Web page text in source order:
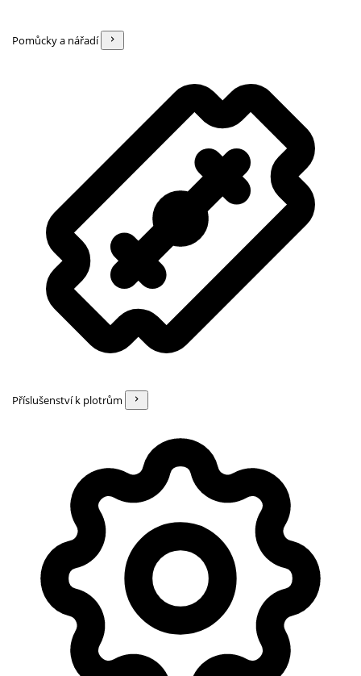
Pomůcky a nářadí
Příslušenství k plotrům